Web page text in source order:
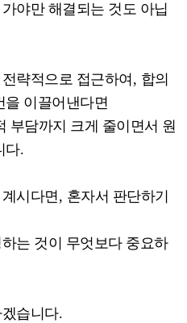
야만 해결되는 것도 아닙
략적으로 접근하여 , 합의
을 이끌어낸다면
부담까지 크게 줄이면서 원
다.
시다면, 혼자서 판단하기
는 것이 무엇보다 중요하
습니다.